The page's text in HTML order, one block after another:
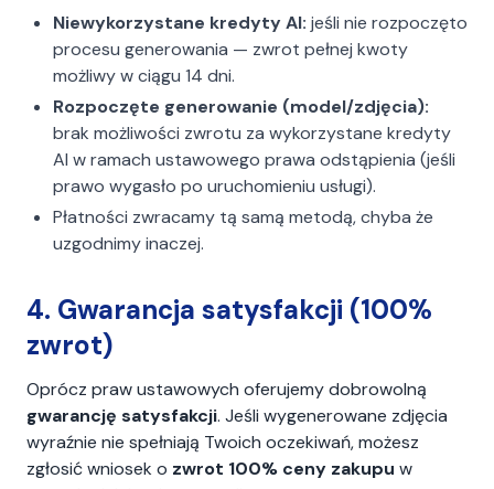
Niewykorzystane kredyty AI: jeśli nie rozpoczęto
procesu generowania — zwrot pełnej kwoty
możliwy w ciągu 14 dni.
Rozpoczęte generowanie (model/zdjęcia):
brak możliwości zwrotu za wykorzystane kredyty
AI w ramach ustawowego prawa odstąpienia (jeśli
prawo wygasło po uruchomieniu usługi).
Płatności zwracamy tą samą metodą, chyba że
uzgodnimy inaczej.
4. Gwarancja satysfakcji (100%
zwrot)
Oprócz praw ustawowych oferujemy dobrowolną
gwarancję satysfakcji. Jeśli wygenerowane zdjęcia
wyraźnie nie spełniają Twoich oczekiwań, możesz
zgłosić wniosek o zwrot 100% ceny zakupu w